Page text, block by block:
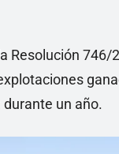
Resolución
un año.